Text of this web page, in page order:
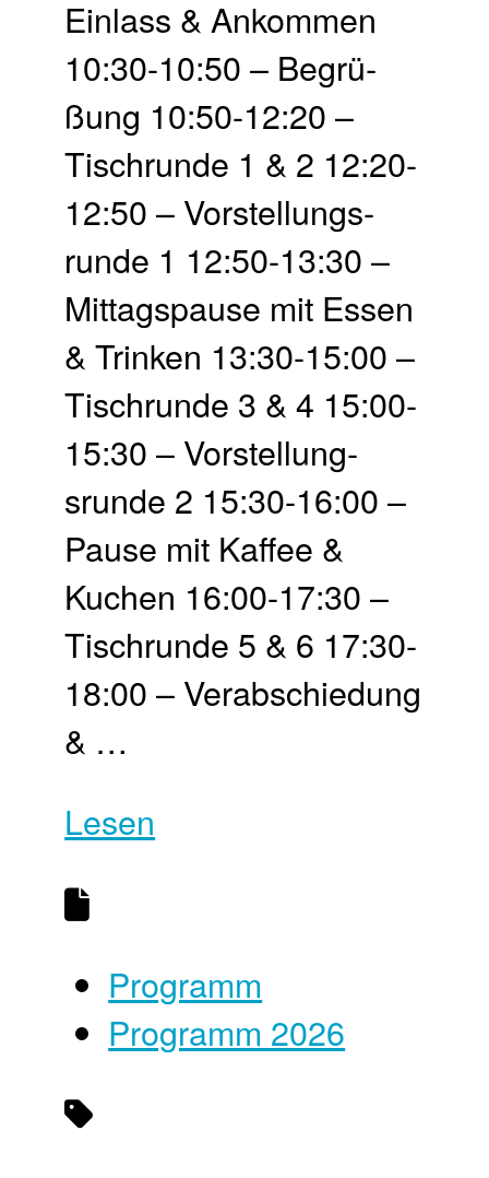
Einlass & Ankommen
10:30-10:50 – Begrü­
ßung 10:50-12:20 –
Tisch­runde 1 & 2 12:20-
12:50 – Vor­stellungs­
runde 1 12:50-13:30 –
Mittags­pause mit Essen
& Trinken 13:30-15:00 –
Tisch­runde 3 & 4 15:00-
15:30 – Vor­stellung­
srunde 2 15:30-16:00 –
Pause mit Kaffee &
Kuchen 16:00-17:30 –
Tisch­runde 5 & 6 17:30-
18:00 – Ver­abschie­dung
& …
Lesen
Programm
Programm 2026